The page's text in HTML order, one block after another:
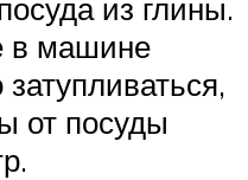
из глины.
в машине
от посуды